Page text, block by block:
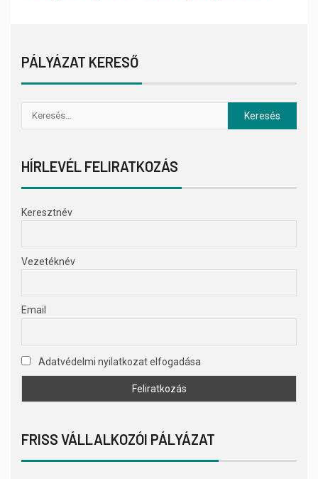
PÁLYÁZAT KERESŐ
HÍRLEVÉL FELIRATKOZÁS
Keresztnév
Vezetéknév
Email
Adatvédelmi nyilatkozat elfogadása
FRISS VÁLLALKOZÓI PÁLYÁZAT